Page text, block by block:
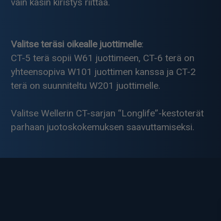
vain käsin kiristys riittää.
Valitse teräsi oikealle juottimelle:
CT-5 terä sopii W61 juottimeen, CT-6 terä on
yhteensopiva W101 juottimen kanssa ja CT-2
terä on suunniteltu W201 juottimelle.
Valitse Wellerin CT-sarjan “Longlife”-kestoterät
parhaan juotoskokemuksen saavuttamiseksi.